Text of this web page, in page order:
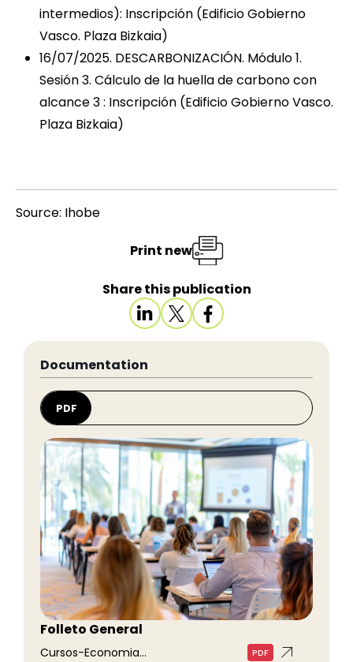
intermedios): Inscripción (Edificio Gobierno
Vasco. Plaza Bizkaia)
16/07/2025. DESCARBONIZACIÓN. Módulo 1.
Sesión 3. Cálculo de la huella de carbono con
alcance 3 : Inscripción (Edificio Gobierno Vasco.
Plaza Bizkaia)
Source: Ihobe
Share this publication
Print new
Documentation
PDF
Folleto General
Cursos-Economia... PDF